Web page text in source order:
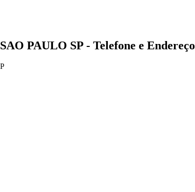
PAULO SP - Telefone e Endereço